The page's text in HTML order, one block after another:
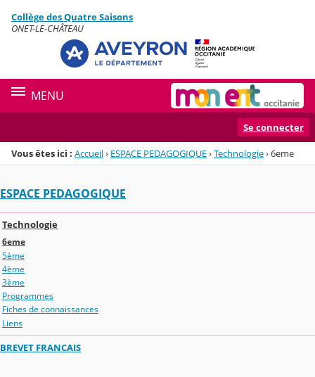
Menu de la rubrique
Contenu
Collège des Quatre Saisons
ONET-LE-CHÂTEAU
MENU
Se connecter
Vous êtes ici : Accueil› ESPACE PEDAGOGIQUE›Technologie›6eme
ESPACE PEDAGOGIQUE
Technologie
6eme
5ème
4ème
3ème
Programmes
Fiches de connaissances
Liens
BREVET FRANCAIS